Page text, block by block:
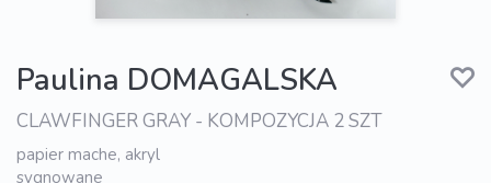
Paulina DOMAGALSKA
CLAWFINGER GRAY - KOMPOZYCJA 2 SZT
papier mache, akryl
sygnowane